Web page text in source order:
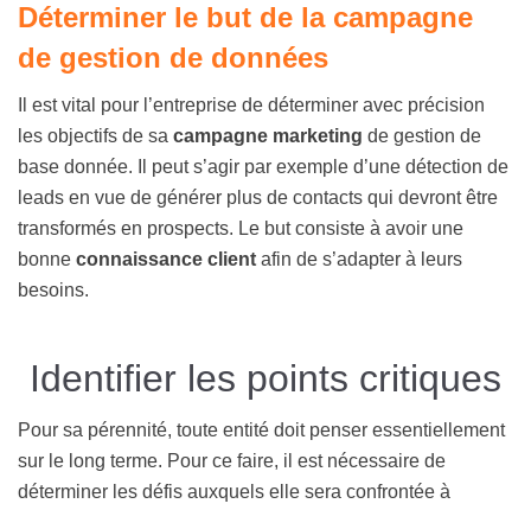
Déterminer le but de la campagne
de gestion de données
Il est vital pour l’entreprise de déterminer avec précision
les objectifs de sa campagne marketing de gestion de
base donnée. Il peut s’agir par exemple d’une détection de
leads en vue de générer plus de contacts qui devront être
transformés en prospects. Le but consiste à avoir une
bonne connaissance client afin de s’adapter à leurs
besoins.
Identifier les points critiques
Pour sa pérennité, toute entité doit penser essentiellement
sur le long terme. Pour ce faire, il est nécessaire de
déterminer les défis auxquels elle sera confrontée à